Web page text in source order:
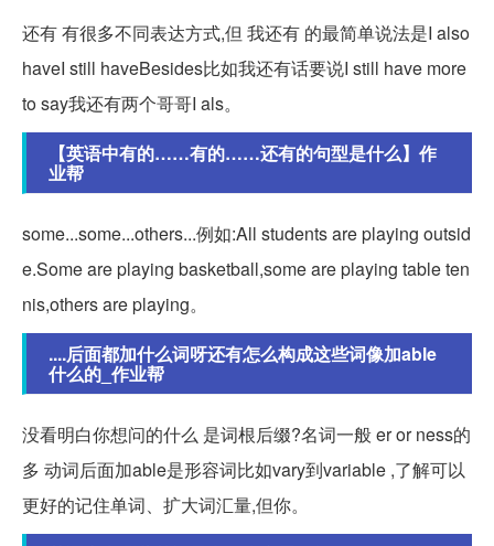
还有 有很多不同表达方式,但 我还有 的最简单说法是I also
haveI still haveBesides比如我还有话要说I still have more
to say我还有两个哥哥I als。
【英语中有的……有的……还有的句型是什么】作
业帮
some...some...others...例如:All students are playing outsid
e.Some are playing basketball,some are playing table ten
nis,others are playing。
....后面都加什么词呀还有怎么构成这些词像加able
什么的_作业帮
没看明白你想问的什么 是词根后缀?名词一般 er or ness的
多 动词后面加able是形容词比如vary到variable ,了解可以
更好的记住单词、扩大词汇量,但你。